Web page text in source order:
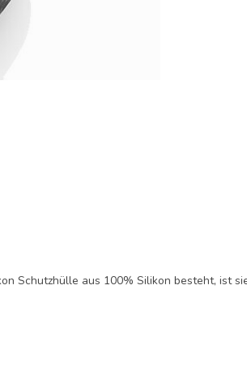
Schutzhülle aus 100% Silikon besteht, ist